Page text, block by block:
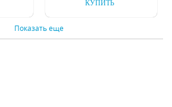
КУПИТЬ
Показать еще